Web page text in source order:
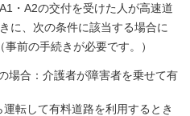
・A2の交付を受けた人が高速道
に、次の条件に該当する場合に
前の手続きが必要です。）
場合：介護者が障害者を乗せて有
転して有料道路を利用するとき